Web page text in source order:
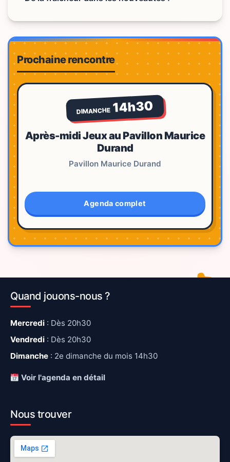
Prochaine rencontre
DIMANCHE 14h30
Après-midi Jeux au Pavillon Maurice
Durand
Pavillon Maurice Durand
Agenda complet
Quand jouons-nous ?
Mercredi : Dès 20h30
Vendredi : Dès 20h30
Dimanche : 2e dimanche du mois 14h30
Voir l'agenda en détail
Nous trouver